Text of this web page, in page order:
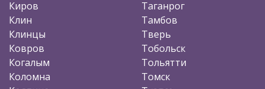
Киров
Клин
Клинцы
Ковров
Когалым
Коломна
Таганрог
Тамбов
Тверь
Тобольск
Тольятти
Томск